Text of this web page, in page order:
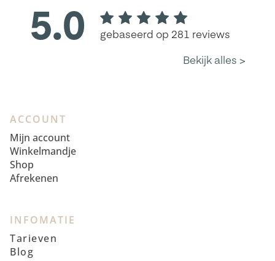
ACCOUNT
Mijn account
Winkelmandje
Shop
Afrekenen
INFOMATIE
Tarieven
Blog